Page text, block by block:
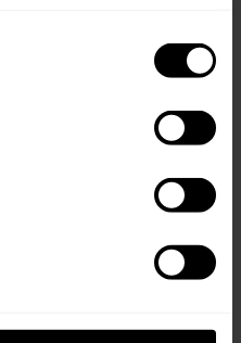
mature Lafite.
and a touch of
harmony and
sense of natural
not the weight of
Martin, 04/2008